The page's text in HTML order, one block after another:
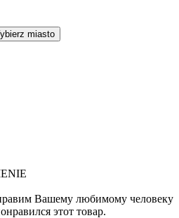
Вашему любимому человеку
этот товар.